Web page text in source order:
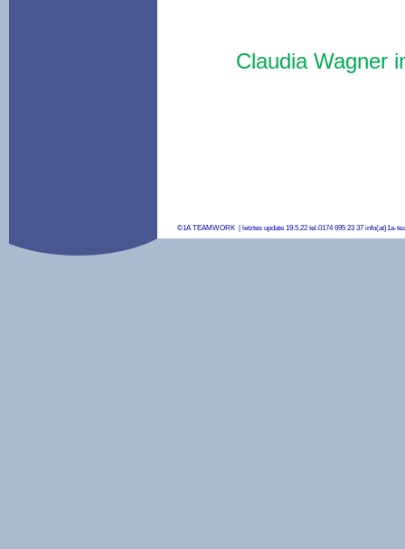
Claudia Wagner
©1A TEAMWORK | letztes update 19.5.22 tel.0174 695 23 37 info(at)1a-